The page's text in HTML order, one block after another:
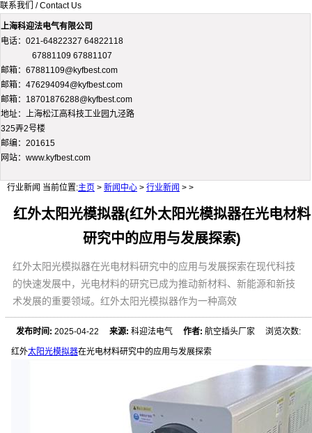
联系我们 / Contact Us
上海科迎法电气有限公司
电话：021-64822327 64822118
67881109 67881107
邮箱：67881109@kyfbest.com
邮箱：476294094@kyfbest.com
邮箱：18701876288@kyfbest.com
地址：上海松江高科技工业园九泾路
325弄2号楼
邮编：201615
网站：www.kyfbest.com
行业新闻 当前位置:主页 > 新闻中心 > 行业新闻 > >
红外太阳光模拟器(红外太阳光模拟器在光电材料
研究中的应用与发展探索)
红外太阳光模拟器在光电材料研究中的应用与发展探索在现代科技
的快速发展中，光电材料的研究已成为推动新材料、新能源和新技
术发展的重要领域。红外太阳光模拟器作为一种高效
发布时间: 2025-04-22来源: 科迎法电气作者: 航空插头厂家 浏览次数:
红外太阳光模拟器在光电材料研究中的应用与发展探索